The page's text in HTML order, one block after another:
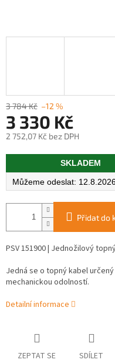
3 784 Kč –12 %
3 330 Kč
2 752,07 Kč bez DPH
Měrná
SKLADEM
Přidat do
PSV 151900 | Jednožilový
Jedná se o topný kabel
mechanickou odolností.
Detailní informace
ZEPTAT SE SDÍLET